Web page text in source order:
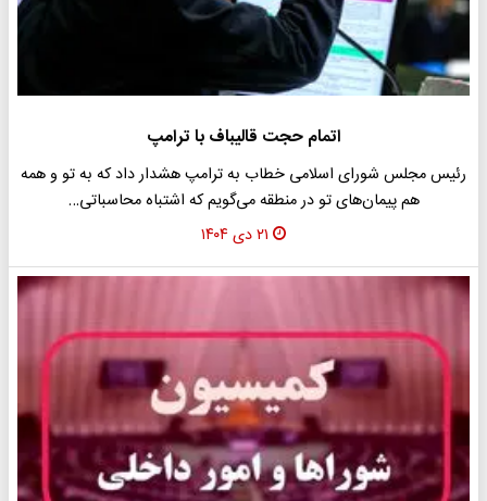
اتمام حجت قالیباف با ترامپ
رئیس مجلس شورای اسلامی خطاب به ترامپ هشدار داد که به تو و همه
هم پیمان‌های تو در منطقه می‌گویم که اشتباه محاسباتی…
۲۱ دی ۱۴۰۴